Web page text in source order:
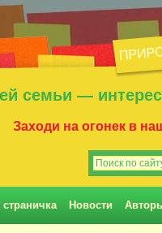
семьи —
Заходи на огонек в
Новости